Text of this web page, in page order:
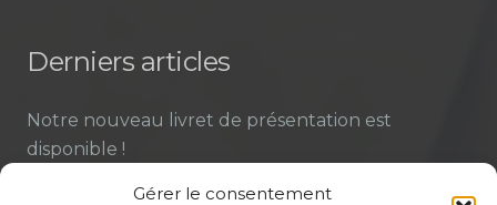
Gérer le consentement
Derniers articles
Notre nouveau livret de présentation est
disponible !